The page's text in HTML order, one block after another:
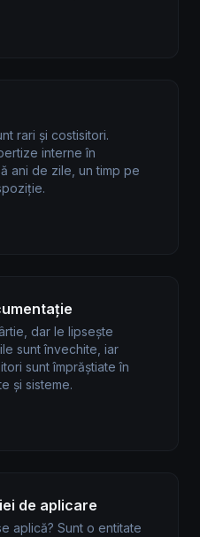
rari și costisitori.
interne în
ani de zile, un timp pe
dar le lipsește
sunt învechite, iar
sunt împrăștiate în
și sisteme.
de aplicare
aplică? Sunt o entitate